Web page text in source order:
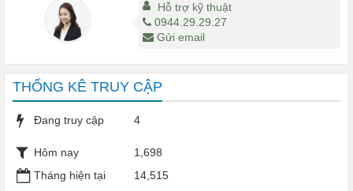
Hỗ trợ kỹ thuật
0944.29.29.27
Gửi email
THỐNG KÊ TRUY CẬP
Đang truy cập 4
Hôm nay
1,698
Tháng hiện tại
14,515